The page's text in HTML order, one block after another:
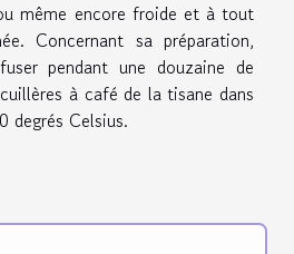
même encore froide et à tout
Concernant sa préparation,
pendant une douzaine de
à café de la tisane dans
degrés Celsius.